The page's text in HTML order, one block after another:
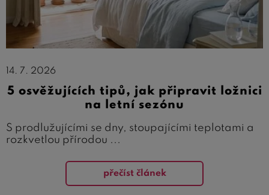
14. 7. 2026
5 osvěžujících tipů, jak připravit ložnici
na letní sezónu
S prodlužujícími se dny, stoupajícími teplotami a
rozkvetlou přírodou ...
přečíst článek